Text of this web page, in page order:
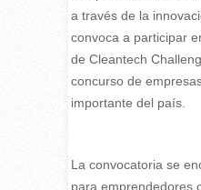
a través de la
convoca a participar
de Cleantech
concurso de
importante del país.
La convocatoria se
para emprendedores